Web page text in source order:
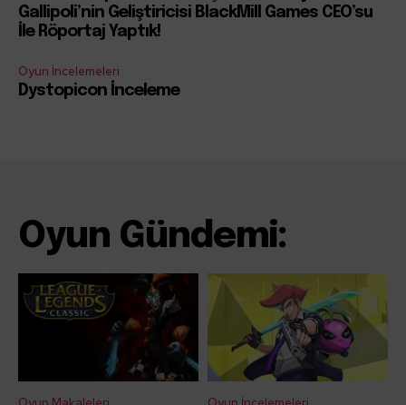
Gallipoli’nin Geliştiricisi BlackMill Games CEO’su
İle Röportaj Yaptık!
Oyun İncelemeleri
Dystopicon İnceleme
Oyun Gündemi: